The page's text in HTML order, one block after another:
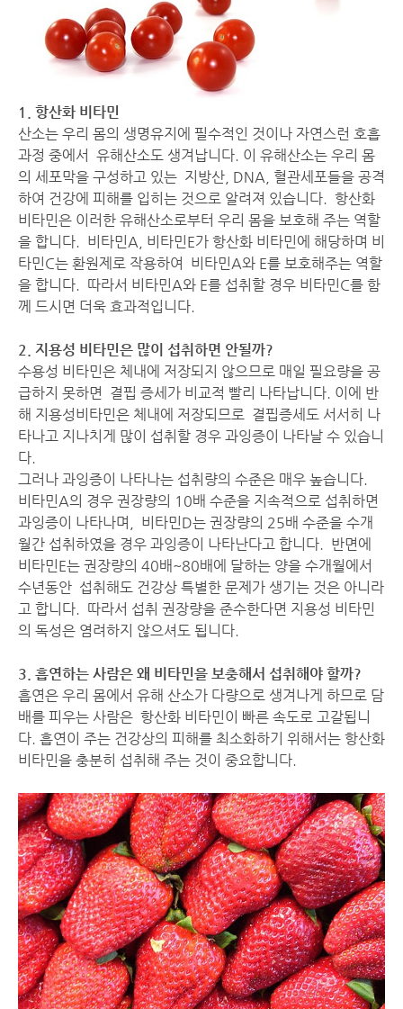
1. 항산화 비타민
산소는 우리 몸의 생명유지에 필수적인 것이나 자연스런 호흡
과정 중에서 유해산소도 생겨납니다. 이 유해산소는 우리 몸
의 세포막을 구성하고 있는 지방산, DNA, 혈관세포들을 공격
하여 건강에 피해를 입히는 것으로 알려져 있습니다. 항산화
비타민은 이러한 유해산소로부터 우리 몸을 보호해 주는 역할
을 합니다. 비타민A, 비타민E가 항산화 비타민에 해당하며 비
타민C는 환원제로 작용하여 비타민A와 E를 보호해주는 역할
을 합니다. 따라서 비타민A와 E를 섭취할 경우 비타민C를 함
께 드시면 더욱 효과적입니다.
2. 지용성 비타민은 많이 섭취하면 안될까?
수용성 비타민은 체내에 저장되지 않으므로 매일 필요량을 공
급하지 못하면 결핍 증세가 비교적 빨리 나타납니다. 이에 반
해 지용성비타민은 체내에 저장되므로 결핍증세도 서서히 나
타나고 지나치게 많이 섭취할 경우 과잉증이 나타날 수 있습니
다.
그러나 과잉증이 나타나는 섭취량의 수준은 매우 높습니다.
비타민A의 경우 권장량의 10배 수준을 지속적으로 섭취하면
과잉증이 나타나며, 비타민D는 권장량의 25배 수준을 수개
월간 섭취하였을 경우 과잉증이 나타난다고 합니다. 반면에
비타민E는 권장량의 40배~80배에 달하는 양을 수개월에서
수년동안 섭취해도 건강상 특별한 문제가 생기는 것은 아니라
고 합니다. 따라서 섭취 권장량을 준수한다면 지용성 비타민
의 독성은 염려하지 않으셔도 됩니다.
3. 흡연하는 사람은 왜 비타민을 보충해서 섭취해야 할까?
흡연은 우리 몸에서 유해 산소가 다량으로 생겨나게 하므로 담
배를 피우는 사람은 항산화 비타민이 빠른 속도로 고갈됩니
다. 흡연이 주는 건강상의 피해를 최소화하기 위해서는 항산화
비타민을 충분히 섭취해 주는 것이 중요합니다.